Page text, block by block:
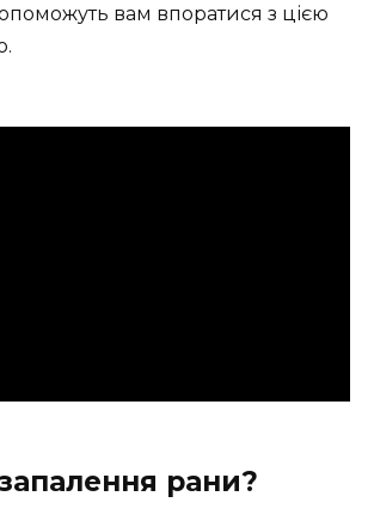
вам впоратися з цією
рани?